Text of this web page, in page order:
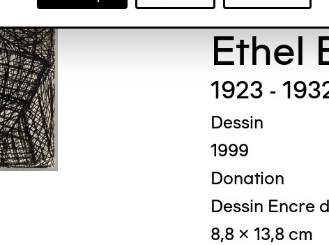
Ethel
1923 -
Dessin
1999
Donation
Dessin Encre
8,8 x 13,8 cm